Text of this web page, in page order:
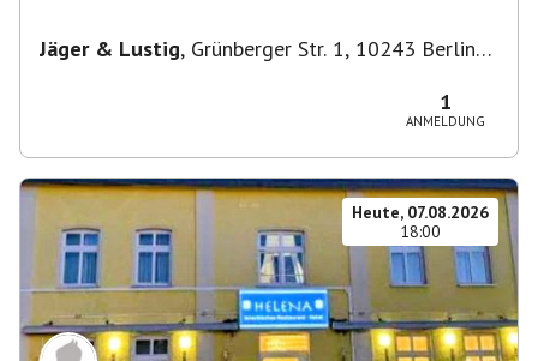
Jäger & Lustig, Grünberger Str. 1, 10243 Berlin-
1
ANMELDUNG
Heute, 07.08.2026
18:00